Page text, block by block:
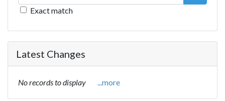
Exact match
Latest Changes
No records to display ...more